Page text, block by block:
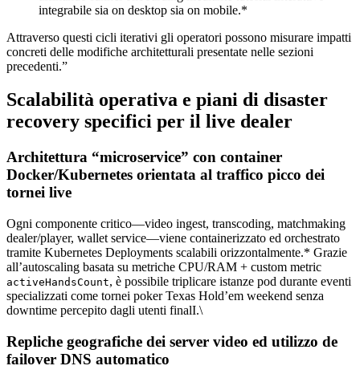
integrabile sia on desktop sia on mobile.*
Attraverso questi cicli iterativi gli operatori possono misurare impatti
concreti delle modifiche architetturali presentate nelle sezioni
precedenti.”
Scalabilità operativa e piani di disaster
recovery specifici per il live dealer
Architettura “microservice” con container
Docker/Kubernetes orientata al traffico picco dei
tornei live
Ogni componente critico—video ingest, transcoding, matchmaking
dealer/player, wallet service—viene containerizzato ed orchestrato
tramite Kubernetes Deployments scalabili orizzontalmente.* Grazie
all’autoscaling basata su metriche CPU/RAM + custom metric
activeHandsCount, è possibile triplicare istanze pod durante eventi
specializzati come tornei poker Texas Hold’em weekend senza
downtime percepito dagli utenti final​I.\
Repliche geografiche dei server video ed utilizzo de
failover DNS automatico